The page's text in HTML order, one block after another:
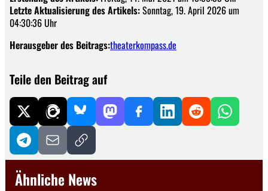
Letzte Aktualisierung des Artikels:Sonntag, 19. April 2026 um
04:30:36 Uhr
Herausgeber des Beitrags:theaterkompass.de
Teile den Beitrag auf
Ähnliche News